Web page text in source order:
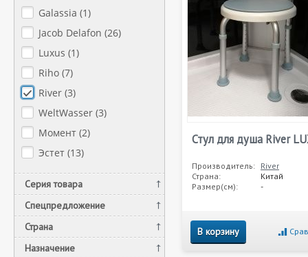
Galassia (1)
Jacob Delafon (26)
Luxus (1)
Riho (7)
River (3)
WeltWasser (3)
Момент (2)
Эстет (13)
Серия товара
Спецпредложение
Страна
Назначение
Стул для душа River
Производитель: River
Страна:
Китай
Размер(см):
-
В корзину